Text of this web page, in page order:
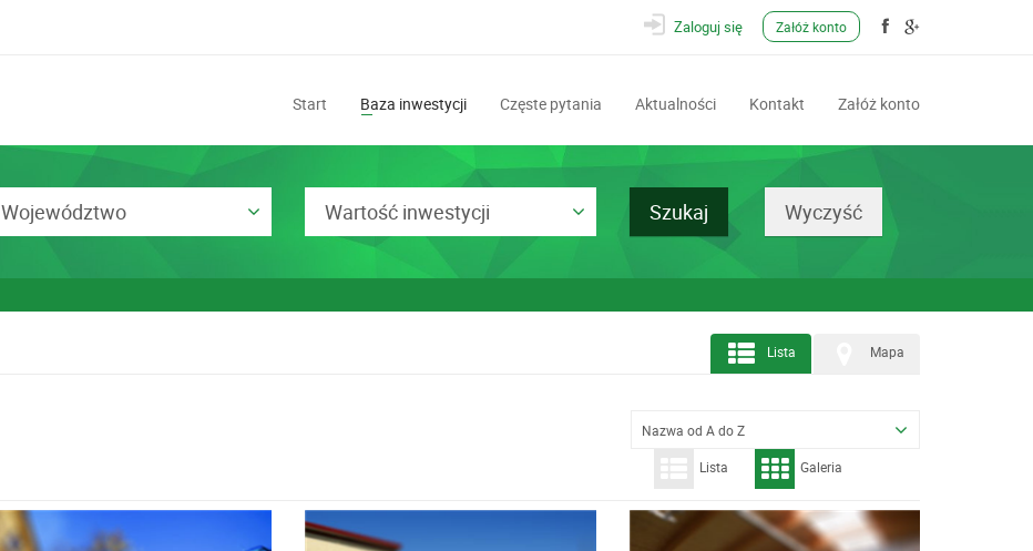
Zaloguj się Załóż konto
Start Baza inwestycji Częste pytania Aktualności Kontakt Załóż konto
Województwo Wartość inwestycji
Mapa
Lista
Nazwa od A do Z
Lista Galeria